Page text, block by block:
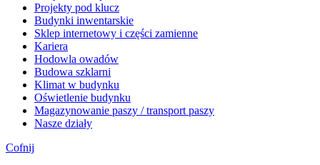
Projekty pod klucz
Budynki inwentarskie
Sklep internetowy i części zamienne
Kariera
Hodowla owadów
Budowa szklarni
Klimat w budynku
Oświetlenie budynku
Magazynowanie paszy / transport paszy
Nasze działy
Cofnij